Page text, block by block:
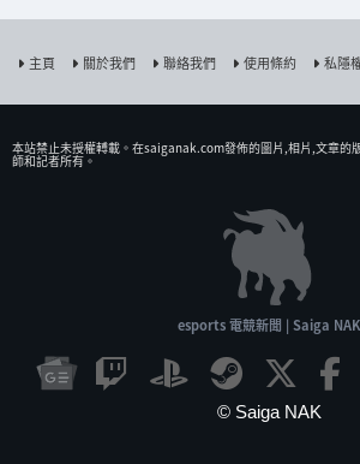
主頁 關於我們 聯絡我們 使用條約 私隱
本站禁止未授權𨍭載。在saiganak.com發佈的圖片,相片,文章
師和記者所有。
esports 電競新聞 | Saiga NAK
© Saiga NAK